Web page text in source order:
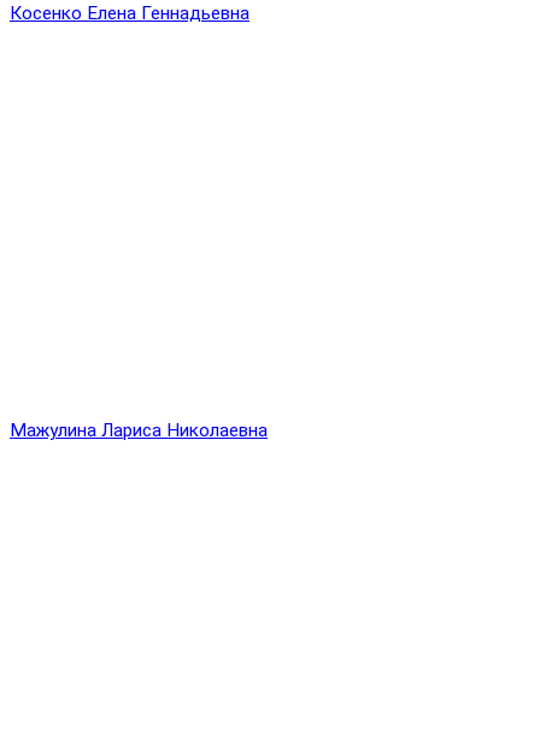
Косенко Елена Геннадьевна
Мажулина Лариса Николаевна